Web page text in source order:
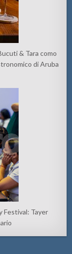
& Tara como
di Aruba
Festival: Tayer